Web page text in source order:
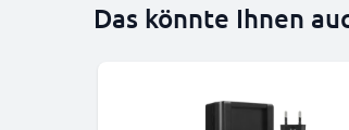
Das könnte Ihnen